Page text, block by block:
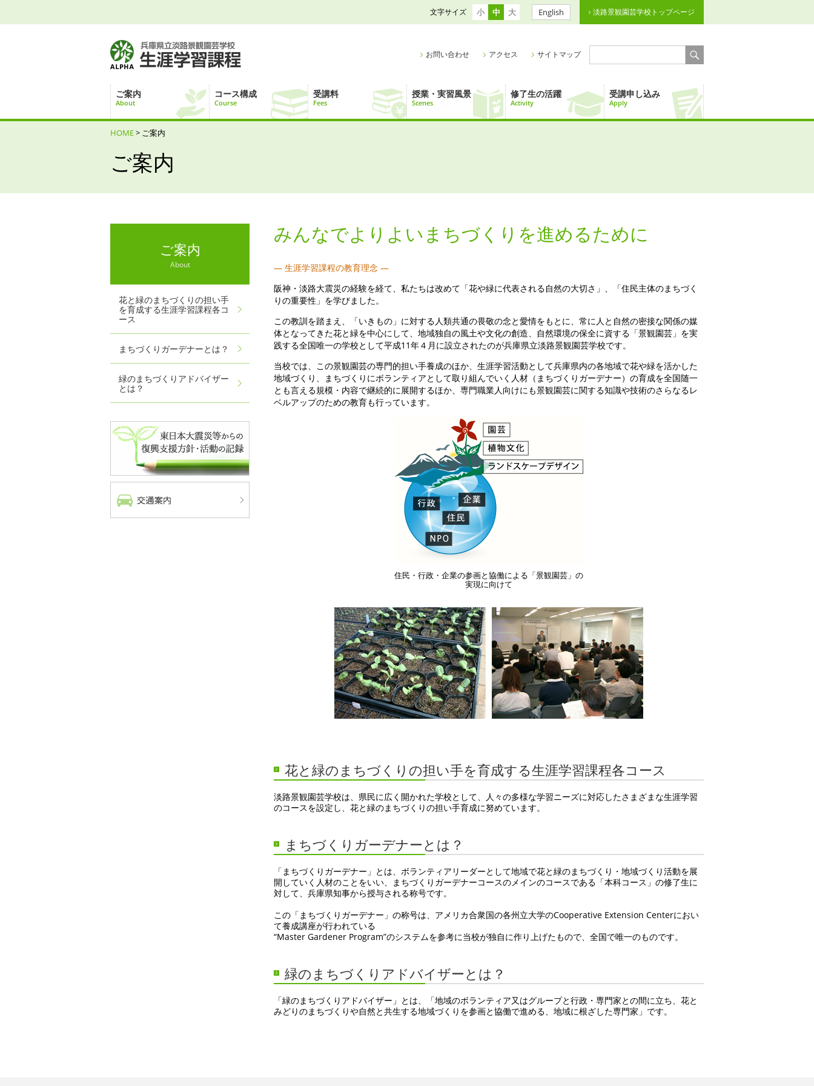
淡路景観園芸学校トップページ
English
文字サイズ 小 中 大
ご案内
About
コース構成
Course
受講料
Fees
授業・実習風景
Scenes
修了生の活躍
Activity
受講申し込み
Apply
お問い合わせ アクセス サイトマップ
HOME> ご案内
ご案内
みんなでよりよいまちづくりを進めるために
― 生涯学習課程の教育理念 ―
阪神・淡路大震災の経験を経て、私たちは改めて「花や緑に代表される自然の大切さ」、「住民主体のまちづく
りの重要性」を学びました。
この教訓を踏まえ、「いきもの」に対する人類共通の畏敬の念と愛情をもとに、常に人と自然の密接な関係の媒
体となってきた花と緑を中心にして、地域独自の風土や文化の創造、自然環境の保全に資する「景観園芸」を実
践する全国唯一の学校として平成11年４月に設立されたのが兵庫県立淡路景観園芸学校です。
当校では、この景観園芸の専門的担い手養成のほか、生涯学習活動として兵庫県内の各地域で花や緑を活かした
地域づくり、まちづくりにボランティアとして取り組んでいく人材（まちづくりガーデナー）の育成を全国随一
とも言える規模・内容で継続的に展開するほか、専門職業人向けにも景観園芸に関する知識や技術のさらなるレ
ベルアップのための教育も行っています。
住民・行政・企業の参画と協働による「景観園芸」の
実現に向けて
花と緑のまちづくりの担い手を育成する生涯学習課程各コース
淡路景観園芸学校は、県民に広く開かれた学校として、人々の多様な学習ニーズに対応したさまざまな生涯学習
のコースを設定し、花と緑のまちづくりの担い手育成に努めています。
まちづくりガーデナーとは？
「まちづくりガーデナー」とは、ボランティアリーダーとして地域で花と緑のまちづくり・地域づくり活動を展
開していく人材のことをいい、まちづくりガーデナーコースのメインのコースである「本科コース」の修了生に
対して、兵庫県知事から授与される称号です。
この「まちづくりガーデナー」の称号は、アメリカ合衆国の各州立大学のCooperative Extension Centerにおい
て養成講座が行われている
“Master Gardener Program”のシステムを参考に当校が独自に作り上げたもので、全国で唯一のものです。
緑のまちづくりアドバイザーとは？
「緑のまちづくりアドバイザー」とは、「地域のボランティア又はグループと行政・専門家との間に立ち、花と
みどりのまちづくりや自然と共生する地域づくりを参画と協働で進める、地域に根ざした専門家」です。
ご案内
About
花と緑のまちづくりの担い手
を育成する生涯学習課程各コ
ース
まちづくりガーデナーとは？
緑のまちづくりアドバイザー
とは？